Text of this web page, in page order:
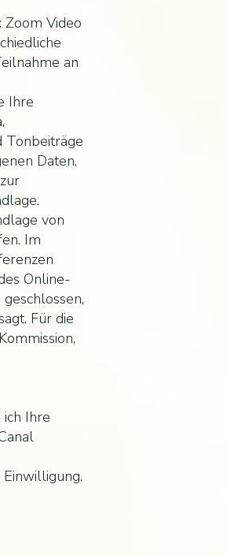
Video
an
Ihre
Tonbeiträge
Daten,
von
Im
Online-
Für die
Ihre